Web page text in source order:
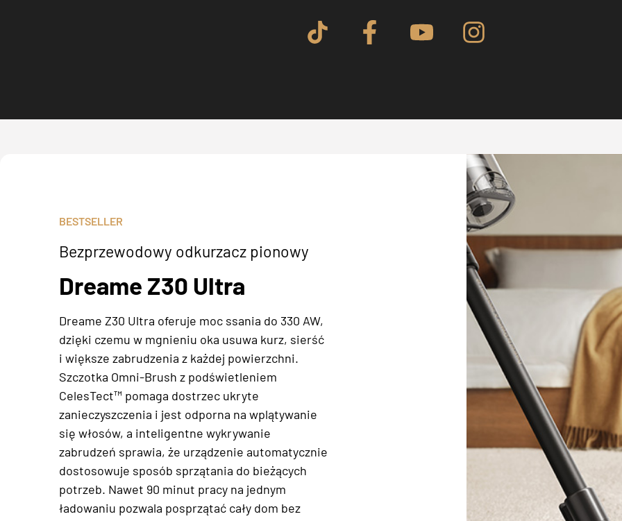
BESTSELLER
Bezprzewodowy odkurzacz pionowy
Dreame Z30 Ultra
Dreame Z30 Ultra oferuje moc ssania do 330 AW,
dzięki czemu w mgnieniu oka usuwa kurz, sierść
i większe zabrudzenia z każdej powierzchni.
Szczotka Omni-Brush z podświetleniem
CelesTect™ pomaga dostrzec ukryte
zanieczyszczenia i jest odporna na wplątywanie
się włosów, a inteligentne wykrywanie
zabrudzeń sprawia, że urządzenie automatycznie
dostosowuje sposób sprzątania do bieżących
potrzeb. Nawet 90 minut pracy na jednym
ładowaniu pozwala posprzątać cały dom bez